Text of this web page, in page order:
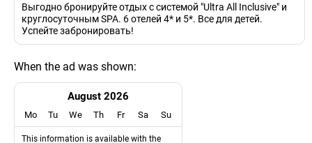
Выгодно бронируйте отдых с системой "Ultra All Inclusive" и
круглосуточным SPA. 6 отелей 4* и 5*. Все для детей.
Успейте забронировать!
When the ad was shown:
August 2026
Mo Tu We Th Fr Sa Su
This information is available with the